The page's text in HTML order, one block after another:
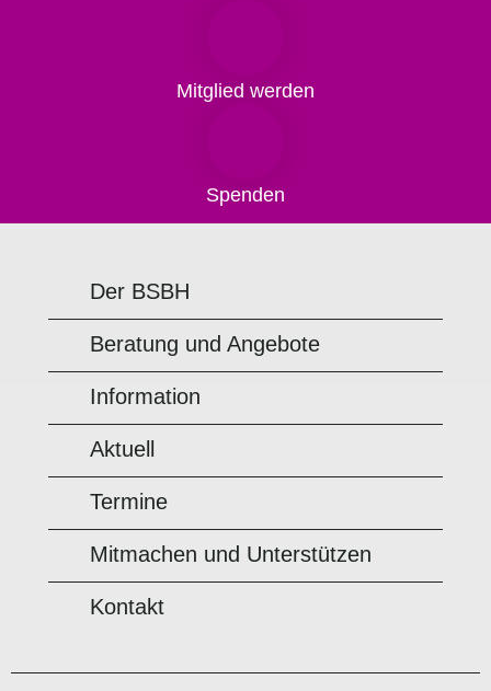
Mitglied werden
Spenden
Der BSBH
Beratung und Angebote
Information
Aktuell
Termine
Mitmachen und Unterstützen
Kontakt